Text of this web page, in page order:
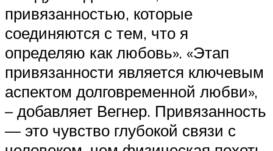
привязанностью, которые
соединяются с тем, что я
определяю как любовь». «Этап
привязанности является ключевым
аспектом долговременной любви»,
– добавляет Вегнер. Привязанность
— это чувство глубокой связи с